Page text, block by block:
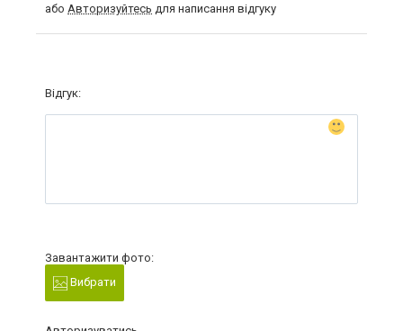
або Авторизуйтесь для написання відгуку
Відгук:
Завантажити фото:
Вибрати